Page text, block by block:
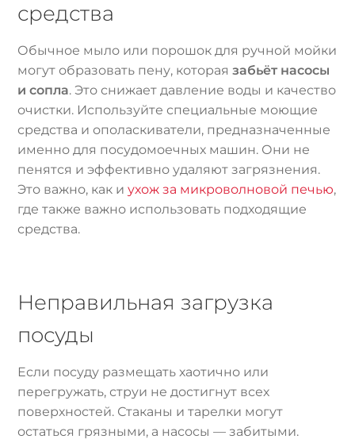
средства
Обычное мыло или порошок для ручной мойки
могут образовать пену, котораязабьёт насосы
и сопла. Это снижает давление воды и качество
очистки. Используйте специальные моющие
средства и ополаскиватели, предназначенные
именно для посудомоечных машин. Они не
пенятся и эффективно удаляют загрязнения.
Это важно, как иухож за микроволновой печью,
где также важно использовать подходящие
средства.
Неправильная загрузка
посуды
Если посуду размещать хаотично или
перегружать, струи не достигнут всех
поверхностей. Стаканы и тарелки могут
остаться грязными, а насосы — забитыми.